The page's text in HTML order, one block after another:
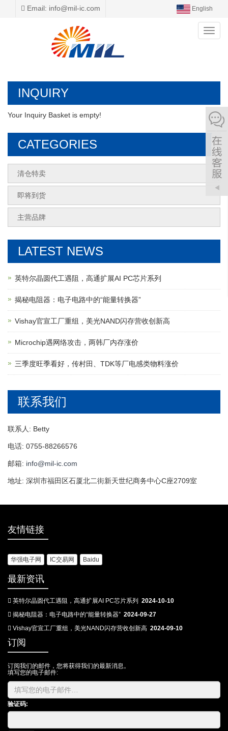
Email: info@mil-ic.com English
INQUIRY
Your Inquiry Basket is empty!
CATEGORIES
清仓特卖
即将到货
主营品牌
LATEST NEWS
英特尔晶圆代工遇阻，高通扩展AI PC芯片系列
揭秘电阻器：电子电路中的“能量转换器”
Vishay官宣工厂重组，美光NAND闪存营收创新高
Microchip遇网络攻击，两韩厂内存涨价
三季度旺季看好，传村田、TDK等厂电感类物料涨价
联系我们
联系人: Betty
电话: 0755-88266576
邮箱: info@mil-ic.com
地址: 深圳市福田区石厦北二街新天世纪商务中心C座2709室
友情链接
华强电子网 IC交易网 Baidu
最新资讯
英特尔晶圆代工遇阻，高通扩展AI PC芯片系列
2024-10-10
揭秘电阻器：电子电路中的“能量转换器” 2024-09-27
Vishay官宣工厂重组，美光NAND闪存营收创新高 2024-09-10
订阅
订阅我们的邮件，您将获得我们的最新消息。
填写您的电子邮件:
验证码: